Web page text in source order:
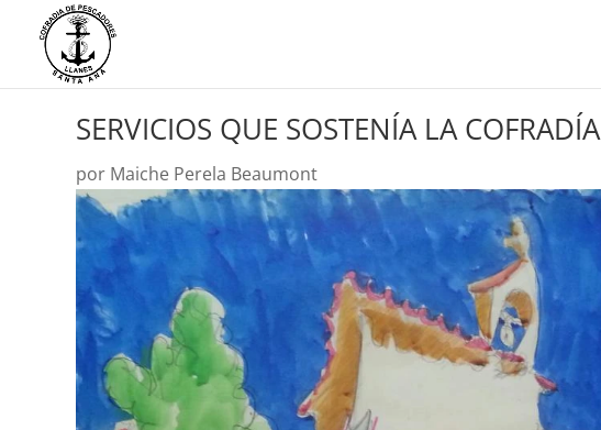
SERVICIOS QUE SOSTENÍA LA COFRADÍA
por Maiche Perela Beaumont